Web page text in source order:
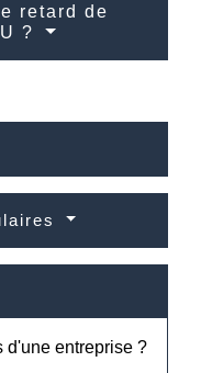
retard de
?
d'une entreprise ?